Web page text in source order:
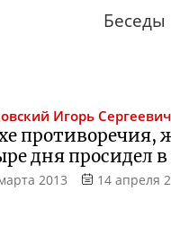
Беседы
Игорь Сергеевич
противоречия,
дня просидел
2013 14 апреля